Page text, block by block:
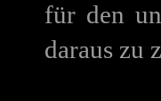
für den
daraus zu